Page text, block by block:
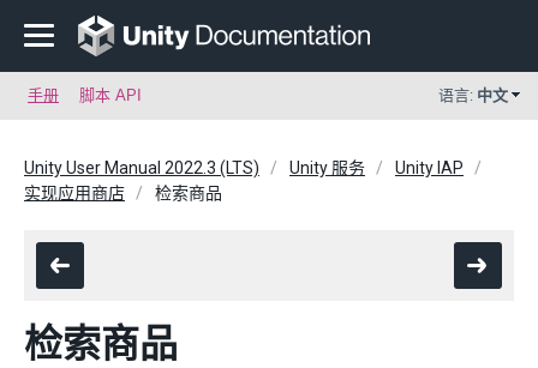
手册 脚本 API 语言: 中文
Unity User Manual 2022.3 (LTS) Unity 服务
Unity IAP
实现应用商店
检索商品
检索商品